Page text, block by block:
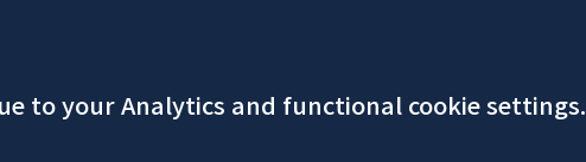
to your Analytics and functional cookie settings.